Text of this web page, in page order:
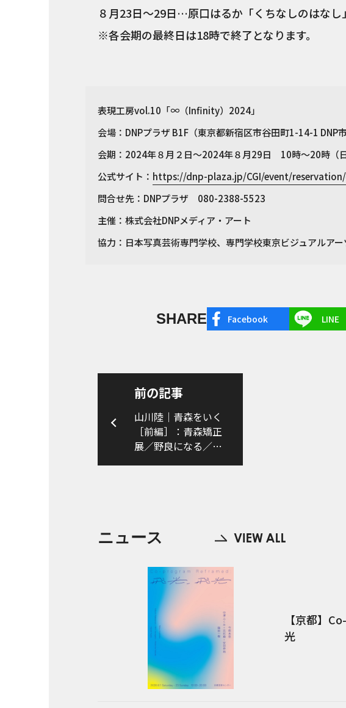
８月23日～29日…原口はるか「くちなしのはなし」
※各会期の最終日は18時で終了となります。
表現工房vol.10「∞（Infinity）2024」
会場：DNPプラザ B1F（東京都新宿区市谷田町1-14-1 DNP市
会期：2024年８月２日～2024年８月29日 10時～20時（
公式サイト： https://dnp-plaza.jp/CGI/event/
問合せ先：DNPプラザ 080-2388-5523
主催：株式会社DNPメディア・アート
協力：日本写真芸術専門学校、専門学校東京ビジュアルア
SHARE Facebook LINE
前の記事
山川陸｜青森をいく
［前編］：青森矯正
展／野良になる／エ
ニュース
【京都】
光